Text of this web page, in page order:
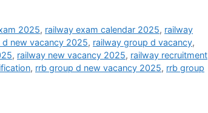
2025, railway exam calendar 2025, railway
d new vacancy 2025, railway group d vacancy,
, railway new vacancy 2025, railway recruitment
, rrb group d new vacancy 2025, rrb group